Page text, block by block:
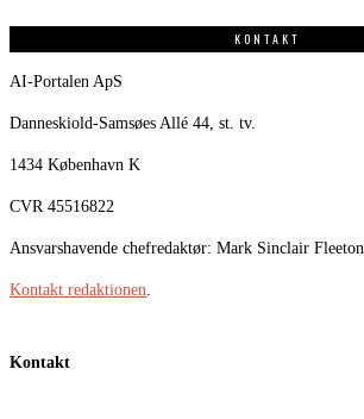
KONTAKT
AI-Portalen ApS
Danneskiold-Samsøes Allé 44, st. tv.
1434 København K
CVR 45516822
Ansvarshavende chefredaktør: Mark Sinclair Fleeton
Kontakt redaktionen
Kontakt